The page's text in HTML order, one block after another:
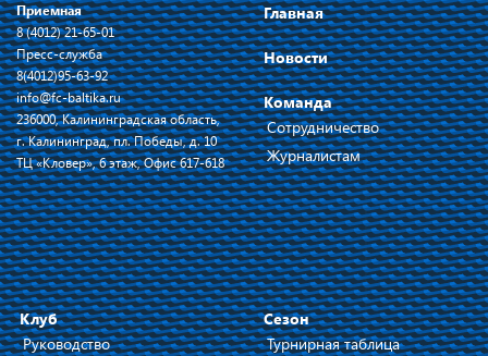
Приемная
8 (4012) 21-65-01
Пресс-служба
8(4012)95-63-92
info@fc-baltika.ru
236000, Калининградская область,
г. Калининград, пл. Победы, д. 10
ТЦ «Кловер», 6 этаж, Офис 617-618
Главная
Новости
Команда
Сотрудничество
Журналистам
Клуб
Руководство
Сезон
Турнирная таблица